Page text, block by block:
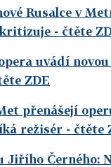
Rusalce v
- čtěte
uvádí
ZDE
přenášejí
režisér - čtěte
Jiřího Černého: